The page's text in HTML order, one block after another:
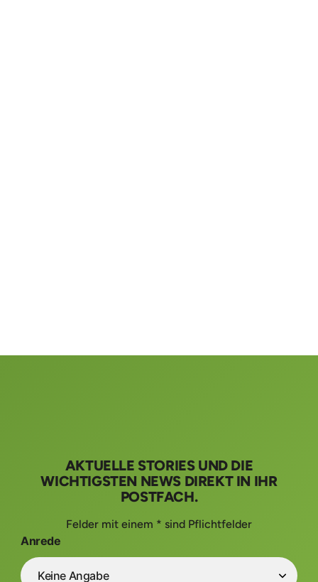
AKTUELLE STORIES UND DIE
WICHTIGSTEN NEWS DIREKT IN IHR
POSTFACH.
Felder mit einem * sind Pflichtfelder
Anrede